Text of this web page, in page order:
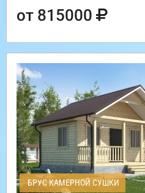
от 815000
БРУС КАМЕРНОЙ СУШКИ